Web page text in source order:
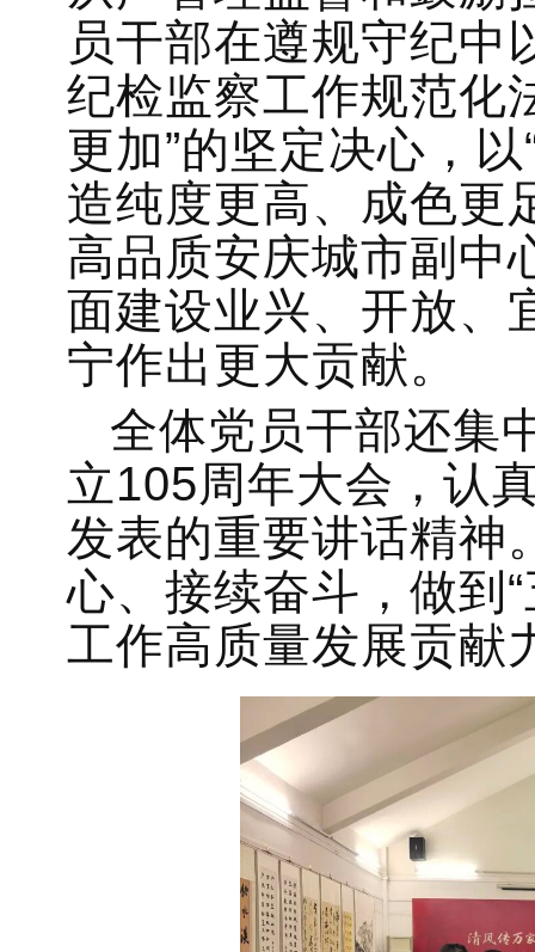
员干部在遵规守纪中
纪检监察工作规范化
更加”的坚定决心，
造纯度更高、成色更
高品质安庆城市副中
面建设业兴、开放、
宁作出更大贡献。
全体党员干部还集
立105周年大会，认
发表的重要讲话精神
心、接续奋斗，做到
工作高质量发展贡献